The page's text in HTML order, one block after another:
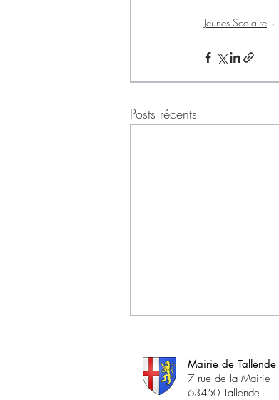
Jeunes Scolaire
Posts récents
Mairie de Tallende
7 rue de la Mairie
63450 Tallende